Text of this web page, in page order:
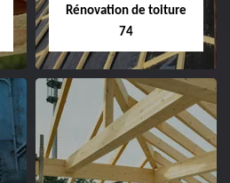
Rénovation de toiture
74